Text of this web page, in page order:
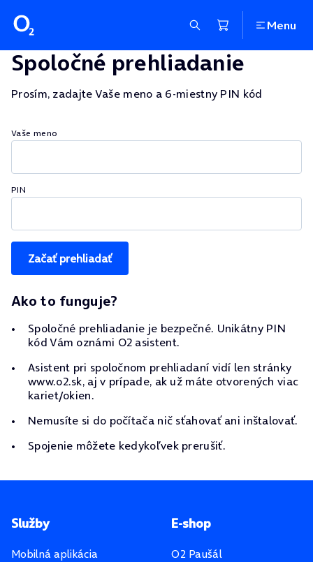
Menu
Spoločné prehliadanie
Prosím, zadajte Vaše meno a 6-miestny PIN kód
Vaše meno
PIN
Ako to funguje?
Spoločné prehliadanie je bezpečné. Unikátny PIN
kód Vám oznámi O2 asistent.
Asistent pri spoločnom prehliadaní vidí len stránky
www.o2.sk, aj v prípade, ak už máte otvorených viac
kariet/okien.
Nemusíte si do počítača nič sťahovať ani inštalovať.
Spojenie môžete kedykoľvek prerušiť.
Pätička stránky
Služby
Mobilná aplikácia
E-shop
O2 Paušál